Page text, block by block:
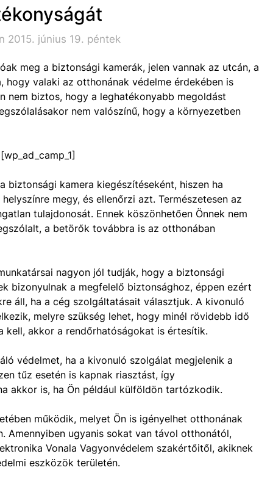
2015. június 19. péntek
meg a biztonsági kamerák, jelen vannak az utcán, a
hogy valaki az otthonának védelme érdekében is
nem biztos, hogy a leghatékonyabb megoldást
nem valószínű, hogy a környezetben
[wp_ad_camp_1]
biztonsági kamera kiegészítéseként, hiszen ha
megy, és ellenőrzi azt. Természetesen az
tulajdonosát. Ennek köszönhetően Önnek nem
a betörők továbbra is az otthonában
nagyon jól tudják, hogy a biztonsági
bizonyulnak a megfelelő biztonsághoz, éppen ezért
áll, ha a cég szolgáltatásait választjuk. A kivonuló
melyre szükség lehet, hogy minél rövidebb idő
kell, akkor a rendőrhatóságokat is értesítik.
védelmet, ha a kivonuló szolgálat megjelenik a
tűz esetén is kapnak riasztást, így
akkor is, ha Ön például külföldön tartózkodik.
működik, melyet Ön is igényelhet otthonának
Amennyiben ugyanis sokat van távol otthonától,
Vonala Vagyonvédelem szakértőitől, akiknek
eszközök területén.